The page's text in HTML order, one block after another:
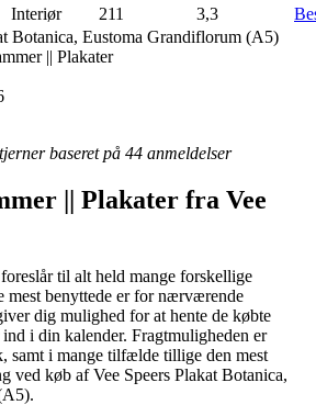
Interiør 211 3,3
Botanica, Eustoma Grandiflorum (A5)
|| Plakater
baseret på 44 anmeldelser
|| Plakater fra Vee
til alt held mange forskellige
mest benyttede er for nærværende
dig mulighed for at hente de købte
i din kalender. Fragtmuligheden er
samt i mange tilfælde tillige den mest
ved køb af Vee Speers Plakat Botanica,